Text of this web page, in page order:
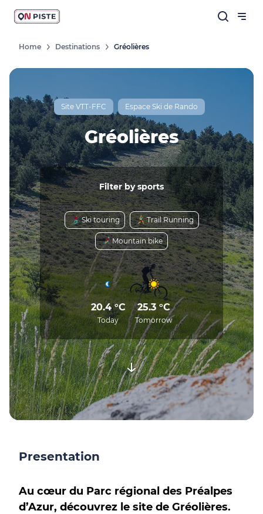
Home Destinations Gréolières
Site VTT-FFC Espace Ski de Rando
Gréolières
Filter by sports
Ski touring Trail Running
Mountain bike
20.4 °C
Today
25.3 °C
Tomorrow
Presentation
Au cœur du Parc régional des Préalpes
d’Azur, découvrez le site de Gréolières.